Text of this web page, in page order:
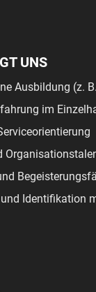
UNS
Ausbildung (z.
im
Identifikation